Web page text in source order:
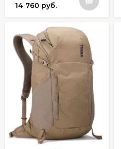
14 760 руб.